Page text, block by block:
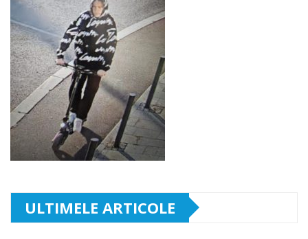
ULTIMELE ARTICOLE